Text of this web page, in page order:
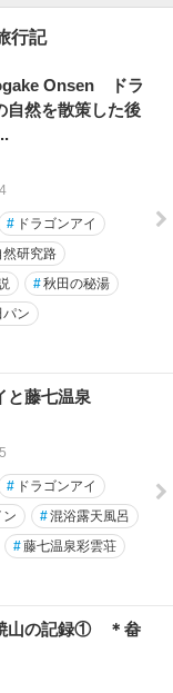
行記
Onsen ドラ
自然を散策した後
# ドラゴンアイ
然研究路
#秋田の秘湯
パン
と藤七温泉
# ドラゴンアイ
ン #混浴露天風呂
#藤七温泉彩雲荘
山の記録① ＊畚